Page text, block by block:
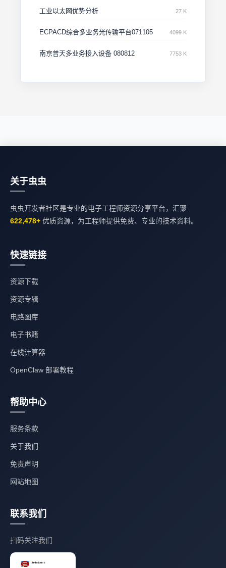
工业以太网优势分析 27 K
ECPACD综合多业务光传输平台071105 4099 K
南京普天多业务接入设备 080812 7753 K
关于虫虫
虫虫开发者社区是专业的电子工程师资源分享平台，汇聚
622,478+ 优质资源，为工程师提供免费、专业的技术资料。
快速链接
资源下载
资源专辑
电路图库
电子书籍
在线计算器
OpenClaw 部署教程
帮助中心
服务条款
关于我们
免责声明
网站地图
联系我们
扫码关注我们